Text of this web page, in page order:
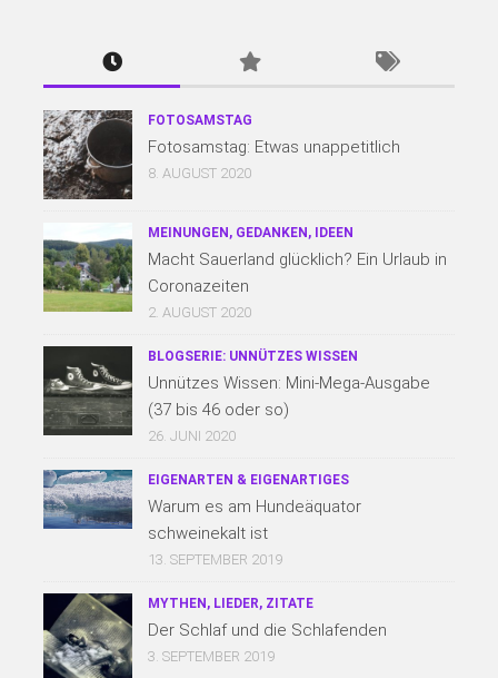
FOTOSAMSTAG
Fotosamstag: Etwas unappetitlich
8. AUGUST 2020
MEINUNGEN, GEDANKEN, IDEEN
Macht Sauerland glücklich? Ein Urlaub in
Coronazeiten
2. AUGUST 2020
BLOGSERIE: UNNÜTZES WISSEN
Unnützes Wissen: Mini-Mega-Ausgabe
(37 bis 46 oder so)
26. JUNI 2020
EIGENARTEN & EIGENARTIGES
Warum es am Hundeäquator
schweinekalt ist
13. SEPTEMBER 2019
MYTHEN, LIEDER, ZITATE
Der Schlaf und die Schlafenden
3. SEPTEMBER 2019